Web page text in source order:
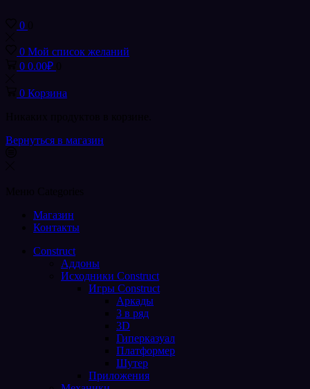
0
0 Мой список желаний
0 0.00₽
0 Корзина
Вернуться в магазин
Магазин
Контакты
Construct
Аддоны
Исходники Construct
Игры Construct
Аркады
3 в ряд
3D
Гиперказуал
Платформер
Шутер
Приложения